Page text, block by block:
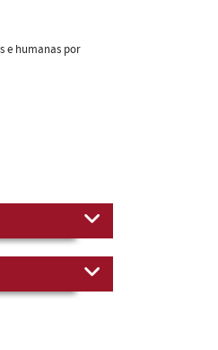
e humanas por